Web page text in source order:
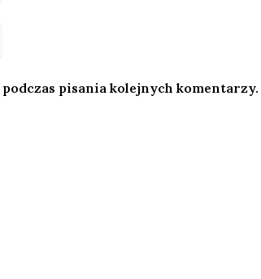
pisania kolejnych komentarzy.